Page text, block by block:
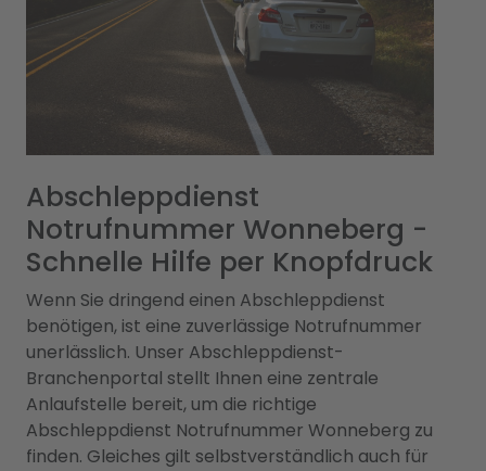
Abschleppdienst
Notrufnummer Wonneberg -
Schnelle Hilfe per Knopfdruck
Wenn Sie dringend einen Abschleppdienst
benötigen, ist eine zuverlässige Notrufnummer
unerlässlich. Unser Abschleppdienst-
Branchenportal stellt Ihnen eine zentrale
Anlaufstelle bereit, um die richtige
Abschleppdienst Notrufnummer Wonneberg zu
finden. Gleiches gilt selbstverständlich auch für